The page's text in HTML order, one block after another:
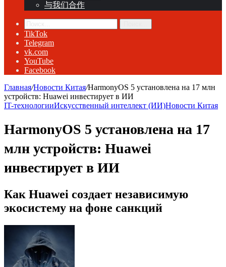
与我们合作
TikTok
Telegram
vk.com
YouTube
Facebook
Главная/Новости Китая/HarmonyOS 5 установлена на 17 млн
устройств: Huawei инвестирует в ИИ
IT-технологииИскусственный интеллект (ИИ)Новости Китая
HarmonyOS 5 установлена на 17
млн устройств: Huawei
инвестирует в ИИ
Как Huawei создает независимую
экосистему на фоне санкций